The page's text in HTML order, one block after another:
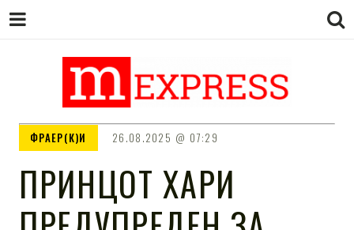
M EXPRESS
ФРАЕР(К)И 26.08.2025 07:29
ПРИНЦОТ ХАРИ